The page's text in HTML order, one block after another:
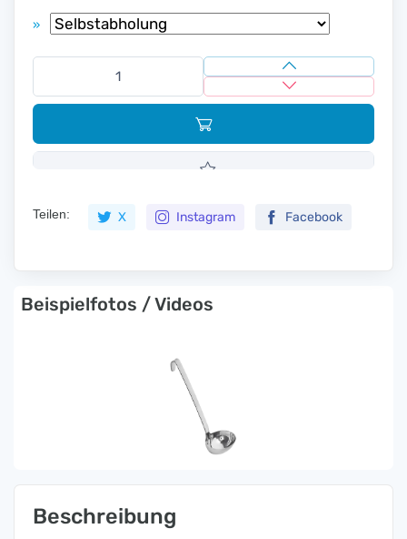
»
Teilen: X Instagram Facebook
Beispielfotos / Videos
Beschreibung